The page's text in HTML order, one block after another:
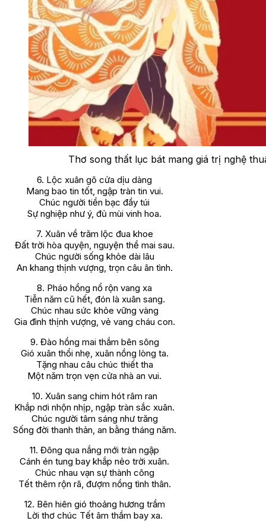
Thơ song thất lục bát mang giá trị nghệ
6. Lộc xuân gõ cửa dịu dàng
Mang bao tin tốt, ngập tràn tin vui.
Chúc người tiền bạc đầy túi
Sự nghiệp như ý, đủ mùi vinh hoa.
7. Xuân về trăm lộc đua khoe
Đất trời hòa quyện, nguyện thề mai sau.
Chúc người sống khỏe dài lâu
An khang thịnh vượng, trọn câu ân tình.
8. Pháo hồng nổ rộn vang xa
Tiễn năm cũ hết, đón là xuân sang.
Chúc nhau sức khỏe vững vàng
Gia đình thịnh vượng, vẻ vang cháu con.
9. Đào hồng mai thắm bên sông
Gió xuân thổi nhẹ, xuân nồng lòng ta.
Tặng nhau câu chúc thiết tha
Một năm trọn vẹn cửa nhà an vui.
10. Xuân sang chim hót râm ran
Khắp nơi nhộn nhịp, ngập tràn sắc xuân.
Chúc người tâm sáng như trăng
Sống đời thanh thản, an bằng tháng năm.
11. Đông qua nắng mới tràn ngập
Cánh én tung bay khắp nẻo trời xuân.
Chúc nhau vạn sự thành công
Tết thêm rộn rã, đượm nồng tình thân.
12. Bên hiên gió thoảng hương trầm
Lời thơ chúc Tết âm thầm bay xa.